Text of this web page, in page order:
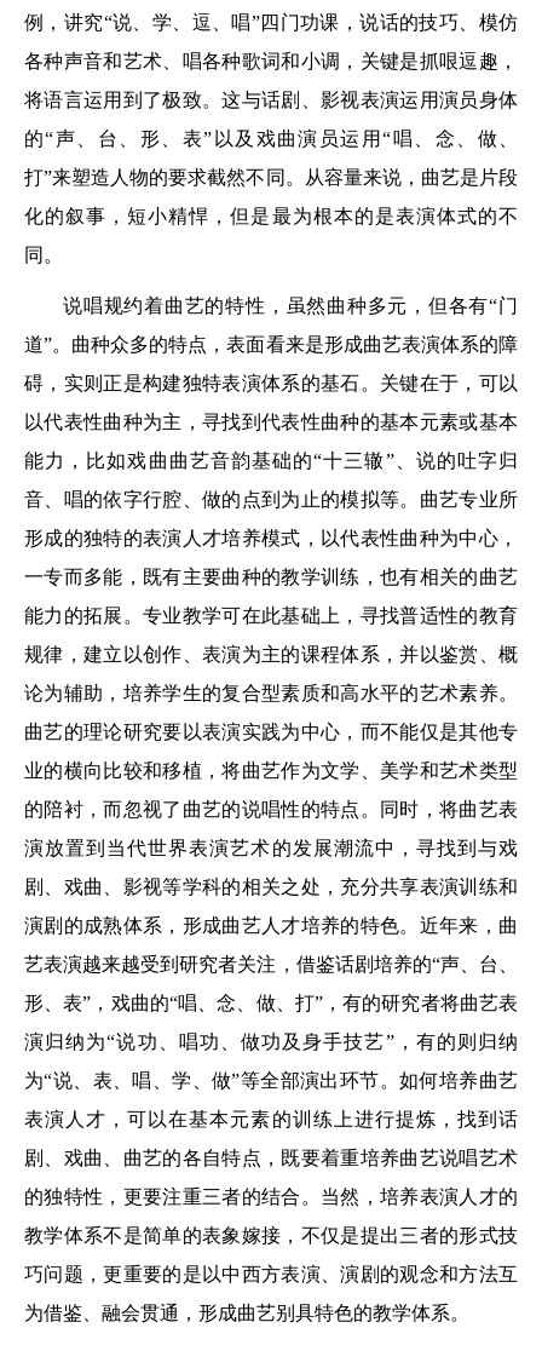
例，讲究“说、学、逗、唱”四门功课，说话的技巧、模仿
各种声音和艺术、唱各种歌词和小调，关键是抓哏逗趣，
将语言运用到了极致。这与话剧、影视表演运用演员身体
的“声、台、形、表”以及戏曲演员运用“唱、念、做、
打”来塑造人物的要求截然不同。从容量来说，曲艺是片段
化的叙事，短小精悍，但是最为根本的是表演体式的不
同。
说唱规约着曲艺的特性，虽然曲种多元，但各有“门
道”。曲种众多的特点，表面看来是形成曲艺表演体系的障
碍，实则正是构建独特表演体系的基石。关键在于，可以
以代表性曲种为主，寻找到代表性曲种的基本元素或基本
能力，比如戏曲曲艺音韵基础的“十三辙”、说的吐字归
音、唱的依字行腔、做的点到为止的模拟等。曲艺专业所
形成的独特的表演人才培养模式，以代表性曲种为中心，
一专而多能，既有主要曲种的教学训练，也有相关的曲艺
能力的拓展。专业教学可在此基础上，寻找普适性的教育
规律，建立以创作、表演为主的课程体系，并以鉴赏、概
论为辅助，培养学生的复合型素质和高水平的艺术素养。
曲艺的理论研究要以表演实践为中心，而不能仅是其他专
业的横向比较和移植，将曲艺作为文学、美学和艺术类型
的陪衬，而忽视了曲艺的说唱性的特点。同时，将曲艺表
演放置到当代世界表演艺术的发展潮流中，寻找到与戏
剧、戏曲、影视等学科的相关之处，充分共享表演训练和
演剧的成熟体系，形成曲艺人才培养的特色。近年来，曲
艺表演越来越受到研究者关注，借鉴话剧培养的“声、台、
形、表”，戏曲的“唱、念、做、打”，有的研究者将曲艺表
演归纳为“说功、唱功、做功及身手技艺”，有的则归纳
为“说、表、唱、学、做”等全部演出环节。如何培养曲艺
表演人才，可以在基本元素的训练上进行提炼，找到话
剧、戏曲、曲艺的各自特点，既要着重培养曲艺说唱艺术
的独特性，更要注重三者的结合。当然，培养表演人才的
教学体系不是简单的表象嫁接，不仅是提出三者的形式技
巧问题，更重要的是以中西方表演、演剧的观念和方法互
为借鉴、融会贯通，形成曲艺别具特色的教学体系。